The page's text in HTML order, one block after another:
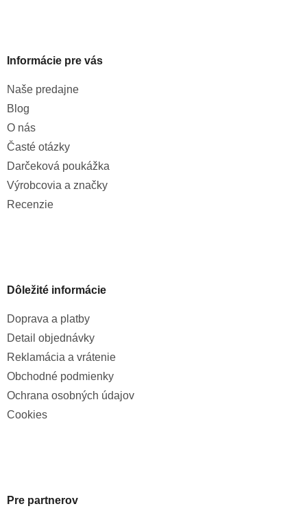
Informácie pre vás
Naše predajne
Blog
O nás
Časté otázky
Darčeková poukážka
Výrobcovia a značky
Recenzie
Dôležité informácie
Doprava a platby
Detail objednávky
Reklamácia a vrátenie
Obchodné podmienky
Ochrana osobných údajov
Cookies
Pre partnerov